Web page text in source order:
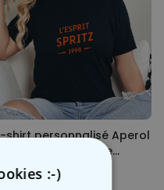
shirt personnalisé Aperol
Spritz avec année de
€ :-)